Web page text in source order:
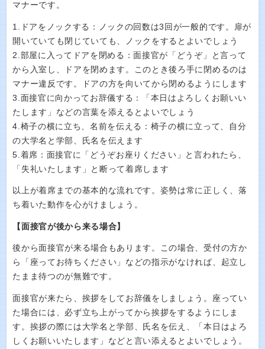
マナーです。
1.ドアをノックする：ノックの回数は3回が一般的です。扉が
開いていても閉じていても、ノックをするとよいでしょう
2.部屋に入ってドアを閉める：面接官が「どうぞ」と言って
から入室し、ドアを閉めます。このとき後ろ手に閉めるのは
マナー違反です。ドアの方を向いてから閉めるようにします
3.面接官に向かってお辞儀する：「本日はよろしくお願いい
たします」などの言葉を添えるとよいでしょう
4.椅子の横に立ち、名前を伝える：椅子の横に立って、自分
の大学名と学部、氏名を伝えます
5.着席：面接官に「どうぞお座りください」と言われたら、
「失礼いたします」と断って着席します
以上が着席までの基本的な流れです。姿勢は常に正しく、落
ち着いた動作を心がけましょう。
【面接官が後から来る場合】
後から面接官が来る場合もあります。この場合、受付の方か
ら「座ってお待ちください」などの指示がなければ、起立し
たまま待つのが無難です。
面接官が来たら、挨拶をしてお辞儀をしましょう。座ってい
た場合には、必ず立ち上がってから挨拶をするようにしま
す。挨拶の際には大学名と学部、氏名を伝え、「本日はよろ
しくお願いいたします」などと言い添えるとよいでしょう。